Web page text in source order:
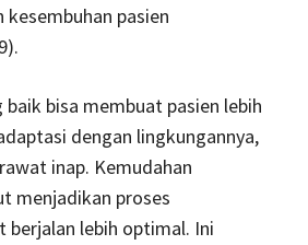
pasien
baik bisa membuat pasien lebih
dengan lingkungannya,
inap. Kemudahan
menjadikan proses
berjalan lebih optimal. Ini